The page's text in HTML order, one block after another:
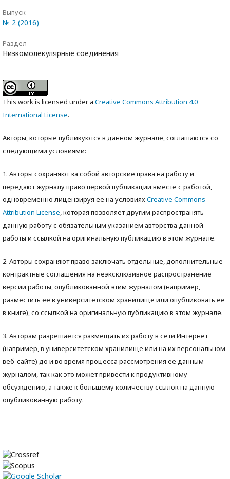
Выпуск
№ 2 (2016)
Раздел
Низкомолекулярные соединения
This work is licensed under a Creative Commons Attribution 4.0
International License.
Авторы, которые публикуются в данном журнале, соглашаются со
следующими условиями:
1. Авторы сохраняют за собой авторские права на работу и
передают журналу право первой публикации вместе с работой,
одновременно лицензируя ее на условияхCreative Commons
Attribution License, которая позволяет другим распространять
данную работу с обязательным указанием авторства данной
работы и ссылкой на оригинальную публикацию в этом журнале.
2. Авторы сохраняют право заключать отдельные, дополнительные
контрактные соглашения на неэксклюзивное распространение
версии работы, опубликованной этим журналом (например,
разместить ее в университетском хранилище или опубликовать ее
в книге), со ссылкой на оригинальную публикацию в этом журнале.
3. Авторам разрешается размещать их работу в сети Интернет
(например, в университетском хранилище или на их персональном
веб-сайте) до и во время процесса рассмотрения ее данным
журналом, так как это может привести к продуктивному
обсуждению, а также к большему количеству ссылок на данную
опубликованную работу.